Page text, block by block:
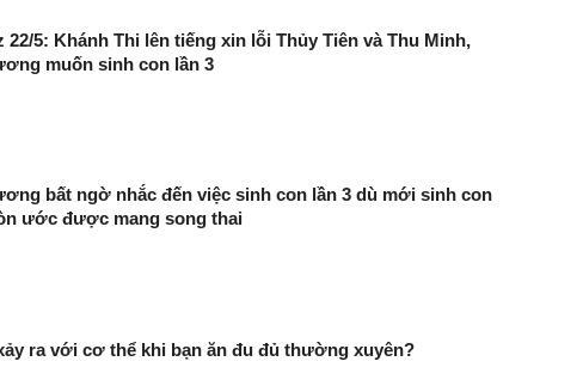
22/5: Khánh Thi lên tiếng xin lỗi Thủy Tiên và Thu Minh,
muốn sinh con lần 3
bất ngờ nhắc đến việc sinh con lần 3 dù mới sinh con
ước được mang song thai
ra với cơ thể khi bạn ăn đu đủ thường xuyên?